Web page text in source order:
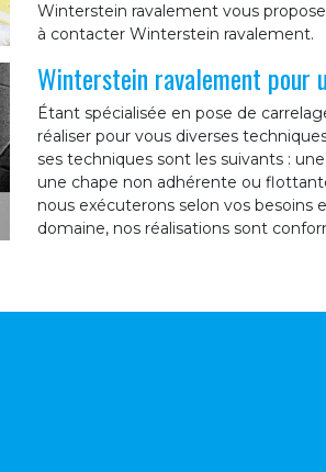
Winterstein ravalement vous
à contacter Winterstein ravalement.
Winterstein ravalement pour
Étant spécialisée en pose de
réaliser pour vous diverses
ses techniques sont les suivants :
une chape non adhérente ou
nous exécuterons selon vos besoins
domaine, nos réalisations sont